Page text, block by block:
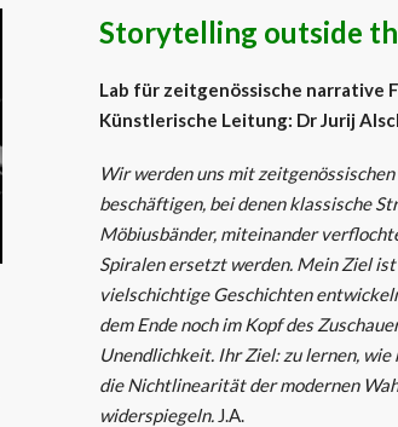
Storytelling outside
Lab für zeitgenössische narrative
Künstlerische Leitung: Dr Jurij
Wir werden uns mit
beschäftigen, bei denen klassische
Möbiusbänder, miteinander
Spiralen ersetzt werden. Mein Ziel ist
vielschichtige Geschichten
dem Ende noch im Kopf des
Unendlichkeit. Ihr Ziel: zu lernen,
die Nichtlinearität der modernen
widerspiegeln. J.A.